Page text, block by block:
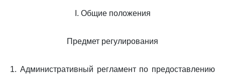
I. Общие положения
Предмет регулирования
1. Административный регламент по предоставлению